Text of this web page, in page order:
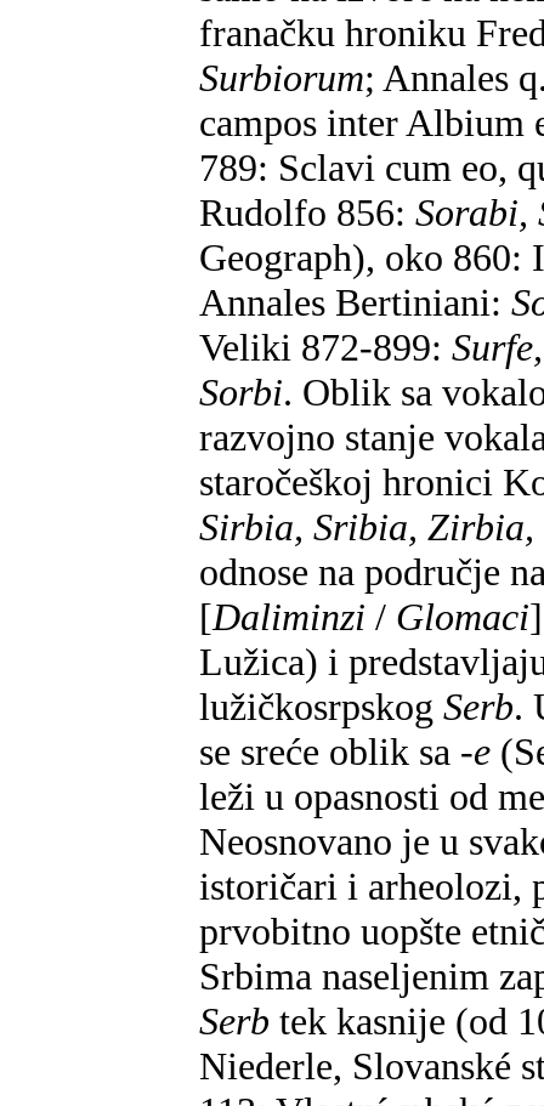
franačku hroniku
Surbiorum; Annales
campos inter Albium
789: Sclavi cum eo,
Rudolfo 856: Sorabi,
Geograph), oko 860:
Annales Bertiniani:
Veliki 872-899:
Sorbi. Oblik sa
razvojno stanje
staročeškoj hronici
Sirbia, Sribia,
odnose na područje
[Daliminzi / Glomaci
Lužica) i
lužičkosrpskog Serb.
se sreće oblik sa -e
leži u opasnosti od
Neosnovano je u
istoričari i arheolozi,
prvobitno uopšte
Srbima naseljenim
Serb tek kasnije (od
Niederle, Slovanské